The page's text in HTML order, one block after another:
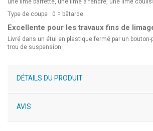
Type de coupe : 0 = bâtarde
Excellente pour les travaux fins de
Livré dans un étui en plastique fermé par un bouton-
trou de suspension
DÉTAILS DU PRODUIT
AVIS